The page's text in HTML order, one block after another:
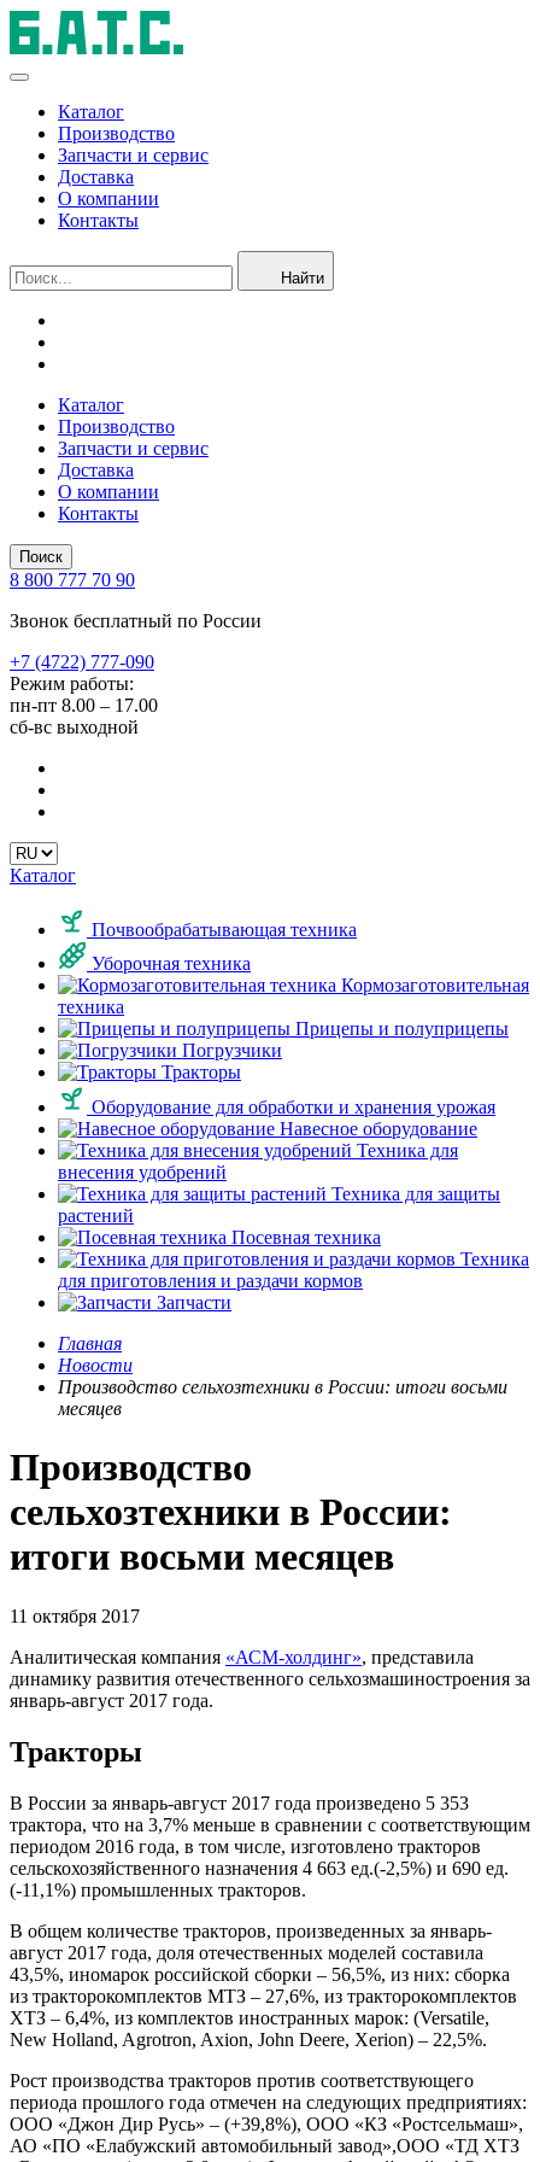
Каталог
Производство
Запчасти и сервис
Доставка
О компании
Контакты
Найти
Каталог
Производство
Запчасти и сервис
Доставка
О компании
Контакты
Поиск
8 800 777 70 90
Звонок бесплатный по России
+7 (4722) 777-090
Режим работы:
пн-пт 8.00 – 17.00
сб-вс выходной
Каталог
Почвообрабатывающая техника
Уборочная техника
Кормозаготовительная
техника
Прицепы и полуприцепы
Погрузчики
Тракторы
Оборудование для обработки и хранения урожая
Навесное оборудование
Техника для
внесения удобрений
Техника для защиты
растений
Посевная техника
Техника
для приготовления и раздачи кормов
Запчасти
Главная
Новости
Производство сельхозтехники в России: итоги восьми
месяцев
Производство
сельхозтехники в России:
итоги восьми месяцев
11 октября 2017
Аналитическая компания «АСМ-холдинг», представила
динамику развития отечественного сельхозмашиностроения за
январь-август 2017 года.
Тракторы
В России за январь-август 2017 года произведено 5 353
трактора, что на 3,7% меньше в сравнении с соответствующим
периодом 2016 года, в том числе, изготовлено тракторов
сельскохозяйственного назначения 4 663 ед.(-2,5%) и 690 ед.
(-11,1%) промышленных тракторов.
В общем количестве тракторов, произведенных за январь-
август 2017 года, доля отечественных моделей составила
43,5%, иномарок российской сборки – 56,5%, из них: сборка
из тракторокомплектов МТЗ – 27,6%, из тракторокомплектов
ХТЗ – 6,4%, из комплектов иностранных марок: (Versatile,
New Holland, Agrotron, Axion, John Deere, Xerion) – 22,5%.
Рост производства тракторов против соответствующего
периода прошлого года отмечен на следующих предприятиях:
ООО «Джон Дир Русь» – (+39,8%), ООО «КЗ «Ростсельмаш»,
АО «ПО «Елабужский автомобильный завод»,ООО «ТД ХТЗ